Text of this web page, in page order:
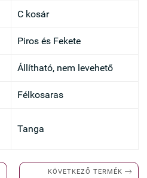
C kosár
Piros és Fekete
Állítható, nem levehető
Félkosaras
Tanga
KÖVETKEZŐ TERMÉK 